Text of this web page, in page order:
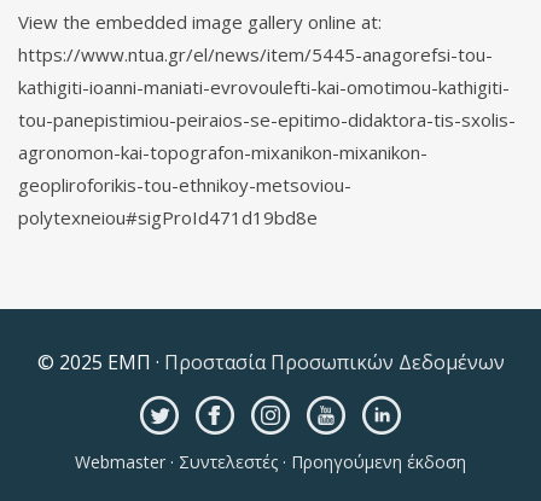
View the embedded image gallery online at:
https://www.ntua.gr/el/news/item/5445-anagorefsi-tou-
kathigiti-ioanni-maniati-evrovoulefti-kai-omotimou-kathigiti-
tou-panepistimiou-peiraios-se-epitimo-didaktora-tis-sxolis-
agronomon-kai-topografon-mixanikon-mixanikon-
geopliroforikis-tou-ethnikoy-metsoviou-
polytexneiou#sigProId471d19bd8e
© 2025 ΕΜΠ · Προστασία Προσωπικών Δεδομένων
Webmaster · Συντελεστές · Προηγούμενη έκδοση